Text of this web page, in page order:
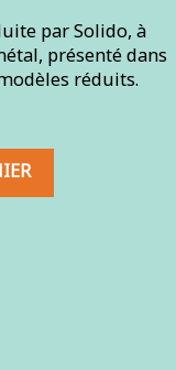
par Solido, à
présenté dans
réduits.